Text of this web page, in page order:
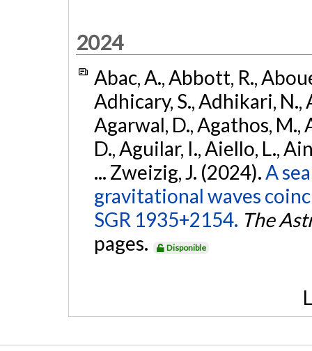
2024
Abac, A., Abbott, R.,
Adhicary, S., Adhikari, N.,
Agarwal, D., Agathos, M.,
D., Aguilar, I., Aiello, L.,
... Zweizig, J. (2024). A
gravitational waves
SGR 1935+2154. The
pages.
Disponible